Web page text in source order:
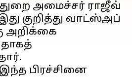
அமைச்சர் ராஜீவ்
குறித்து வாட்ஸ்அப்
அறிக்கை
பிரச்சினை